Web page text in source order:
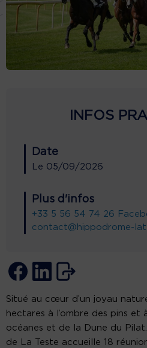
INFOS
Date
Le 05/09/2026
Plus d'infos
+33 5 56 54 74 26
contact@hippodrome-
Situé au cœur d’un joyau
hectares à l’ombre des pins et
océanes et de la Dune du
de La Teste accueille 18